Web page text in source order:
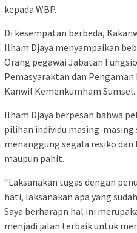
kepada WBP.
Di kesempatan berbeda,
Ilham Djaya menyampaikan
Orang pegawai Jabatan
Pemasyaraktan dan
Kanwil Kemenkumham Sumsel.
Ilham Djaya berpesan bahwa
pilihan individu masing-masing
menanggung segala resiko
maupun pahit.
“Laksanakan tugas dengan
hati, laksanakan apa yang
Saya berharapn hal ini
menjadi jalan terbaik untuk